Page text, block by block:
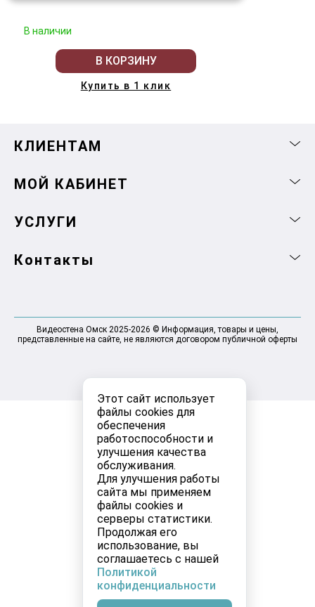
Этот сайт использует
файлы cookies для
обеспечения
работоспособности и
улучшения качества
обслуживания.
Для улучшения работы
сайта мы применяем
файлы cookies и
серверы статистики.
Продолжая его
использование, вы
соглашаетесь с нашей
Политикой
конфиденциальности
В наличии
В КОРЗИНУ
Купить в 1 клик
КЛИЕНТАМ
МОЙ КАБИНЕТ
УСЛУГИ
Контакты
Видеостена Омск 2025-2026 © Информация, товары и цены,
представленные на сайте, не являются договором публичной оферты